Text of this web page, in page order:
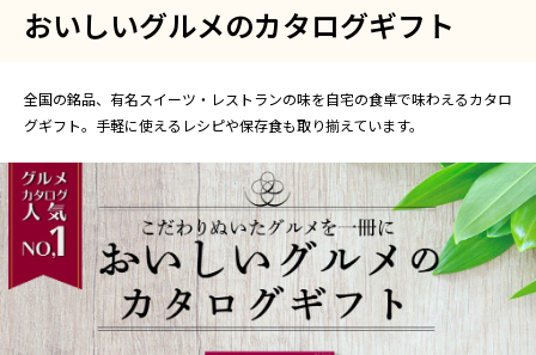
おいしいグルメのカタログギフト
全国の銘品、有名スイーツ・レストランの味を自宅の食卓で味わえるカタロ
グギフト。手軽に使えるレシピや保存食も取り揃えています。
グルメカタログ人気No.1。こだわりぬいたグルメを一冊にまとめたおいしいグル